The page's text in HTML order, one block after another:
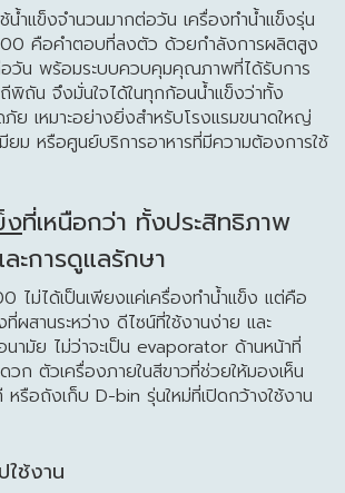
น้ำแข็งจำนวนมากต่อวัน เครื่องทำน้ำแข็งรุ่น
คือคำตอบที่ลงตัว ด้วยกำลังการผลิตสูง
วัน พร้อมระบบควบคุมคุณภาพที่ได้รับการ
ถัน จึงมั่นใจได้ในทุกก้อนน้ำแข็งว่าทั้ง
ย เหมาะอย่างยิ่งสำหรับโรงแรมขนาดใหญ่
ยม หรือศูนย์บริการอาหารที่มีความต้องการใช้
งที่เหนือกว่า ทั้งประสิทธิภาพ
ะการดูแลรักษา
ไม่ได้เป็นเพียงแค่เครื่องทำน้ำแข็ง แต่คือ
ผสานระหว่าง ดีไซน์ที่ใช้งานง่าย และ
นามัย ไม่ว่าจะเป็น evaporator ด้านหน้าที่
วก ตัวเครื่องภายในสีขาวที่ช่วยให้มองเห็น
รือถังเก็บ D-bin รุ่นใหม่ที่เปิดกว้างใช้งาน
ใช้งาน